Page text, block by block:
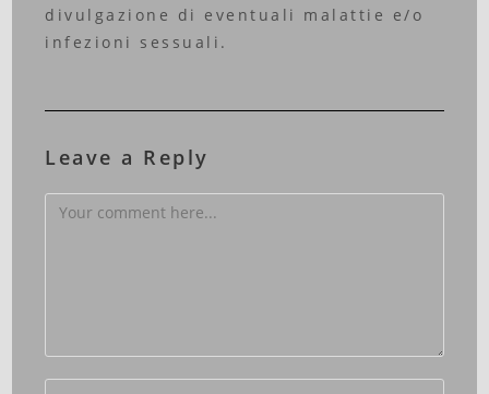
divulgazione di eventuali malattie e/o
infezioni sessuali.
Leave a Reply